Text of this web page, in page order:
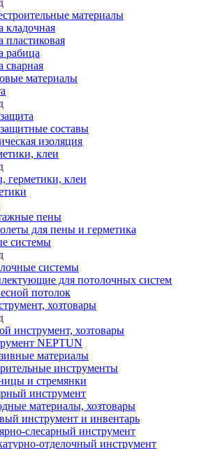
материалы
кладочная
пластиковая
рабица
сварная
материалы
составы
изоляция
клеи
герметики, клеи
пены
для пены и герметика
системы
системы
для потолочных систем
потолок
хозтовары
инструмент, хозтовары
NEPTUN
материалы
инструменты
и стремянки
инструмент
материалы, хозтовары
инструмент и инвентарь
слесарный инструмент
отделочный инструмент